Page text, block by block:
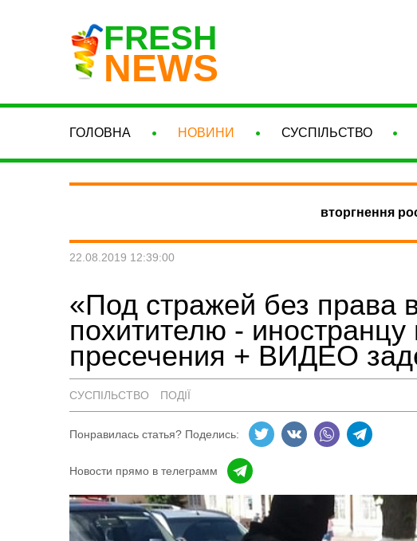
FRESH
NEWS
ГОЛОВНА НОВИНИ СУСПІЛЬСТВО
вторгнення
22.08.2019 12:39:00
«Под стражей без права
похитителю -
пресечения + ВИДЕО
СУСПІЛЬСТВО ПОДІЇ
Понравилась статья? Поделись:
Новости прямо в телеграмм